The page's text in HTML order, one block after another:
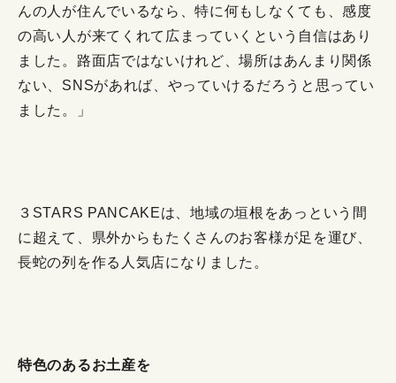
んの人が住んでいるなら、特に何もしなくても、感度
の高い人が来てくれて広まっていくという自信はあり
ました。路面店ではないけれど、場所はあんまり関係
ない、SNSがあれば、やっていけるだろうと思ってい
ました。」
３STARS PANCAKEは、地域の垣根をあっという間
に超えて、県外からもたくさんのお客様が足を運び、
長蛇の列を作る人気店になりました。
特色のあるお土産を